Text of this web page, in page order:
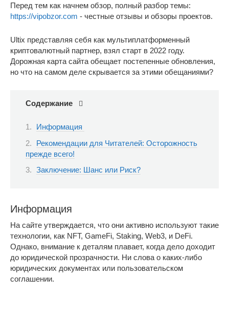
Перед тем как начнем обзор, полный разбор темы:
https://vipobzor.com - честные отзывы и обзоры проектов.
Ultix представляя себя как мультиплатформенный
криптовалютный партнер, взял старт в 2022 году.
Дорожная карта сайта обещает постепенные обновления,
но что на самом деле скрывается за этими обещаниями?
Содержание
Информация
Рекомендации для Читателей: Осторожность
прежде всего!
Заключение: Шанс или Риск?
Информация
На сайте утверждается, что они активно используют такие
технологии, как NFT, GameFi, Staking, Web3, и DeFi.
Однако, внимание к деталям плавает, когда дело доходит
до юридической прозрачности. Ни слова о каких-либо
юридических документах или пользовательском
соглашении.